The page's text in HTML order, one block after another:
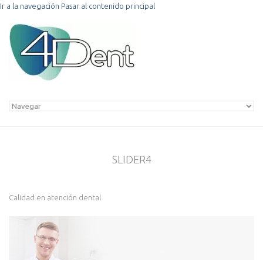
Ir a la navegación Pasar al contenido principal
SLIDER4
Calidad en atención dental